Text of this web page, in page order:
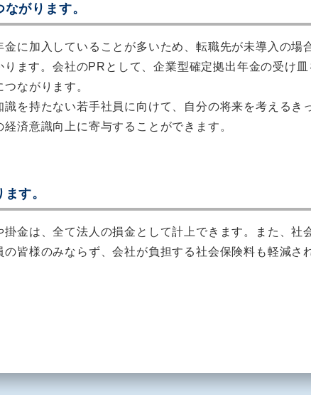
がります。
に加入していることが多いため、転職先が未導入の場
ます。会社のPRとして、企業型確定拠出年金の受け皿
ながります。
を持たない若手社員に向けて、自分の将来を考えるき
済意識向上に寄与することができます。
す。
金は、全て法人の損金として計上できます。また、社
皆様のみならず、会社が負担する社会保険料も軽減さ